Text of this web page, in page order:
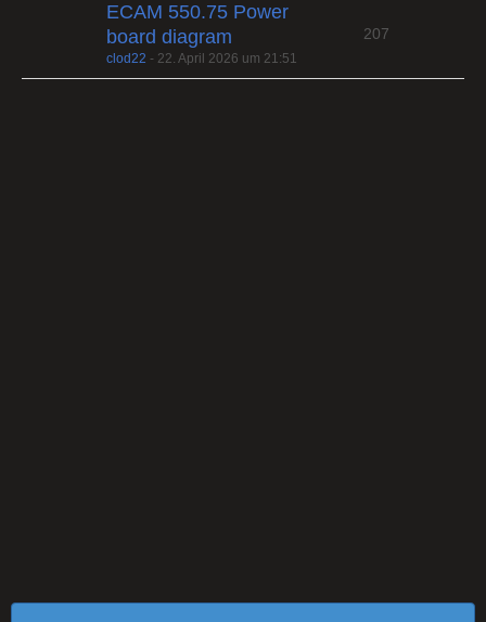
ECAM 550.75 Power
board diagram
clod22 - 22. April 2026 um 21:51
207